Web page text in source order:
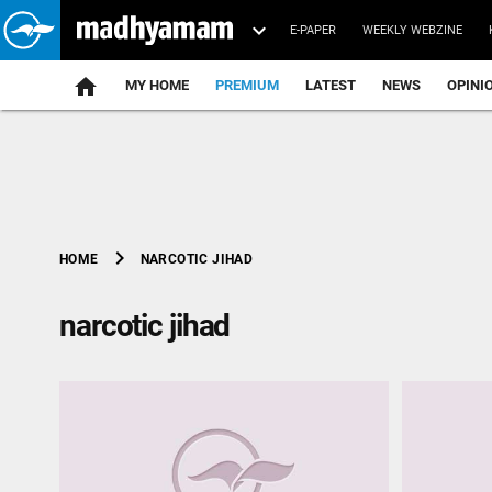
E-PAPER WEEKLY WEBZINE
home MY HOME PREMIUM LATEST NEWS
HOME chevron_right NARCOTIC JIHAD
narcotic jihad